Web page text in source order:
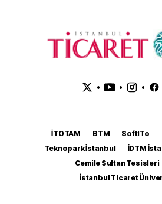
• • •
İTOTAM BTM SoftITo
Teknopark İstanbul
İDTM
Cemile Sultan Tesisleri
İstanbul Ticaret